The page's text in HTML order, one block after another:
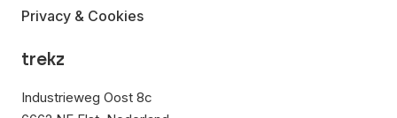
Privacy & Cookies
trekz
Industrieweg Oost 8c